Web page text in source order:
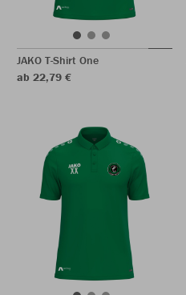
JAKO T-Shirt One
ab 22,79 €